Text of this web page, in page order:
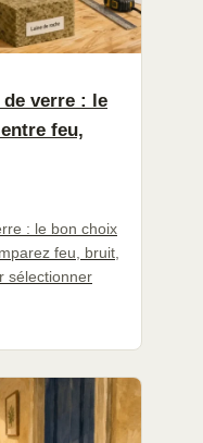
verre : le
feu,
: le bon choix
feu, bruit,
sélectionner